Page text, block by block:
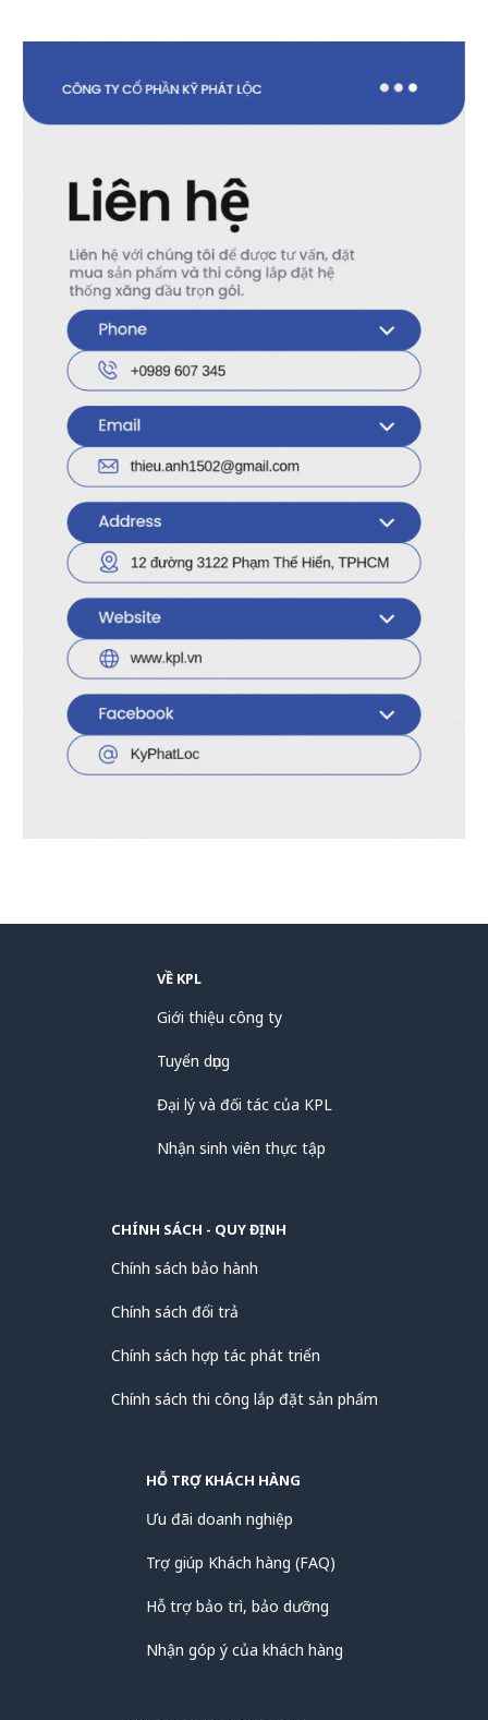
Kết nối chắc chắn, dễ dàng tháo lắp.
Đảm bảo hệ thống hoạt động bền bỉ, hiệu
quả.
Tiết kiệm chi phí bảo trì và thay thế.
Thông tin liên hệ
Công ty Cổ phần Kỹ Phát Lộc
Địa chỉ: Số 12, Đường 3122, Phạm Thế Hiển,
Phường Bình Đông, TP.HCM
Hotline: 028 22416497 hoặc 086 8990502
Email:homthukyphatloc@gmail.com
Website:www.kpl.vn
Thời gian làm việc: Thứ Hai – Thứ Bảy,
8:00 – 17:00
VỀ KPL
Giới thiệu công ty
Tuyển dụng
Đại lý và đối tác của KPL
Nhận sinh viên thực tập
CHÍNH SÁCH - QUY ĐỊNH
Chính sách bảo hành
Chính sách đổi trả
Chính sách hợp tác phát triển
Chính sách thi công lắp đặt sản phẩm
HỖ TRỢ KHÁCH HÀNG
Ưu đãi doanh nghiệp
Trợ giúp Khách hàng (FAQ)
Hỗ trợ bảo trì, bảo dưỡng
Nhận góp ý của khách hàng